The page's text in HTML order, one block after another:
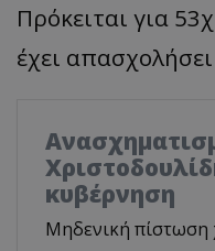
Πρόκειται για
έχει
κυβέρνηση
Μηδενική πίστωση